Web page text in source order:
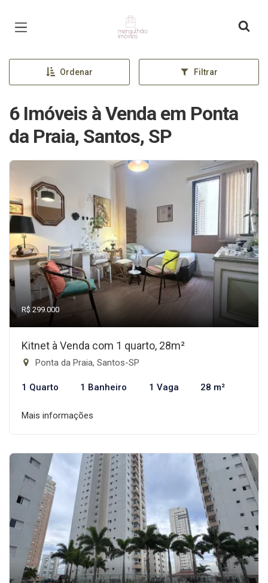
Página inicial
Ordenar Filtrar
6 Imóveis à Venda em Ponta
da Praia, Santos, SP
R$ 299.000
Kitnet à Venda com 1 quarto, 28m²
Ponta da Praia, Santos-SP
1 Quarto 1 Banheiro 1 Vaga 28 m²
Mais informações